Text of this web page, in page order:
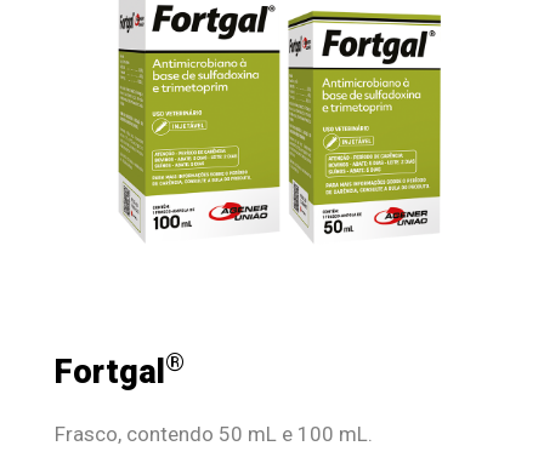
Fortgal ®
Frasco, contendo 50 mL e 100 mL.